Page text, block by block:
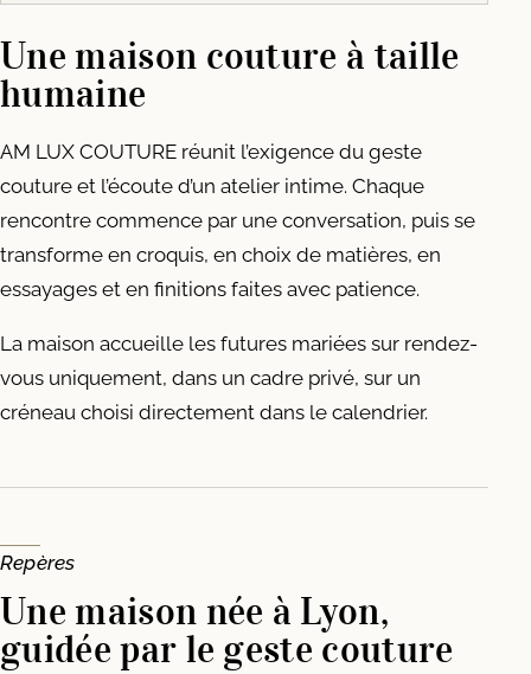
Une maison couture à taille
humaine
AM LUX COUTURE réunit l’exigence du geste
couture et l’écoute d’un atelier intime. Chaque
rencontre commence par une conversation, puis se
transforme en croquis, en choix de matières, en
essayages et en finitions faites avec patience.
La maison accueille les futures mariées sur rendez-
vous uniquement, dans un cadre privé, sur un
créneau choisi directement dans le calendrier.
Repères
Une maison née à Lyon,
guidée par le geste couture